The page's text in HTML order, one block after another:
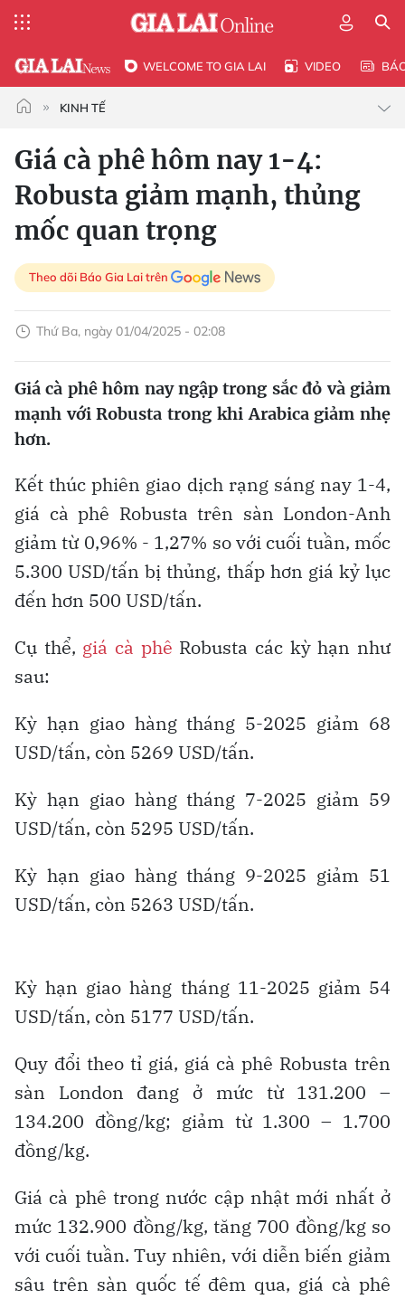
WELCOME TO GIA LAI VIDEO
KINH TẾ
Giá cà phê hôm nay 1-4:
Robusta giảm mạnh, thủng
mốc quan trọng
Theo dõi Báo Gia Lai trên
Thứ Ba, ngày 01/04/2025 - 02:08
Giá cà phê hôm nay ngập trong sắc đỏ và giảm
mạnh với Robusta trong khi Arabica giảm nhẹ
hơn.
Kết thúc phiên giao dịch rạng sáng nay 1-4,
giá cà phê Robusta trên sàn London-Anh
giảm từ 0,96% - 1,27% so với cuối tuần, mốc
5.300 USD/tấn bị thủng, thấp hơn giá kỷ lục
đến hơn 500 USD/tấn.
Cụ thể, giá cà phê Robusta các kỳ hạn như
sau:
Kỳ hạn giao hàng tháng 5-2025 giảm 68
USD/tấn, còn 5269 USD/tấn.
Kỳ hạn giao hàng tháng 7-2025 giảm 59
USD/tấn, còn 5295 USD/tấn.
Kỳ hạn giao hàng tháng 9-2025 giảm 51
USD/tấn, còn 5263 USD/tấn.
Kỳ hạn giao hàng tháng 11-2025 giảm 54
USD/tấn, còn 5177 USD/tấn.
Quy đổi theo tỉ giá, giá cà phê Robusta trên
sàn London đang ở mức từ 131.200 –
134.200 đồng/kg; giảm từ 1.300 – 1.700
đồng/kg.
Giá cà phê trong nước cập nhật mới nhất ở
mức 132.900 đồng/kg, tăng 700 đồng/kg so
với cuối tuần. Tuy nhiên, với diễn biến giảm
sâu trên sàn quốc tế đêm qua, giá cà phê